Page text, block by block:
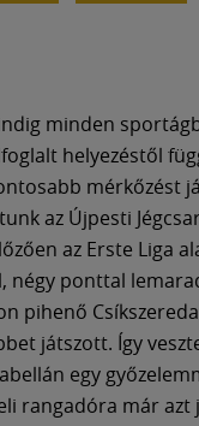
minden
helyezéstől
mérkőzést
az Újpesti
az Erste Liga
négy ponttal
pihenő
játszott. Így
egy
rangadóra már